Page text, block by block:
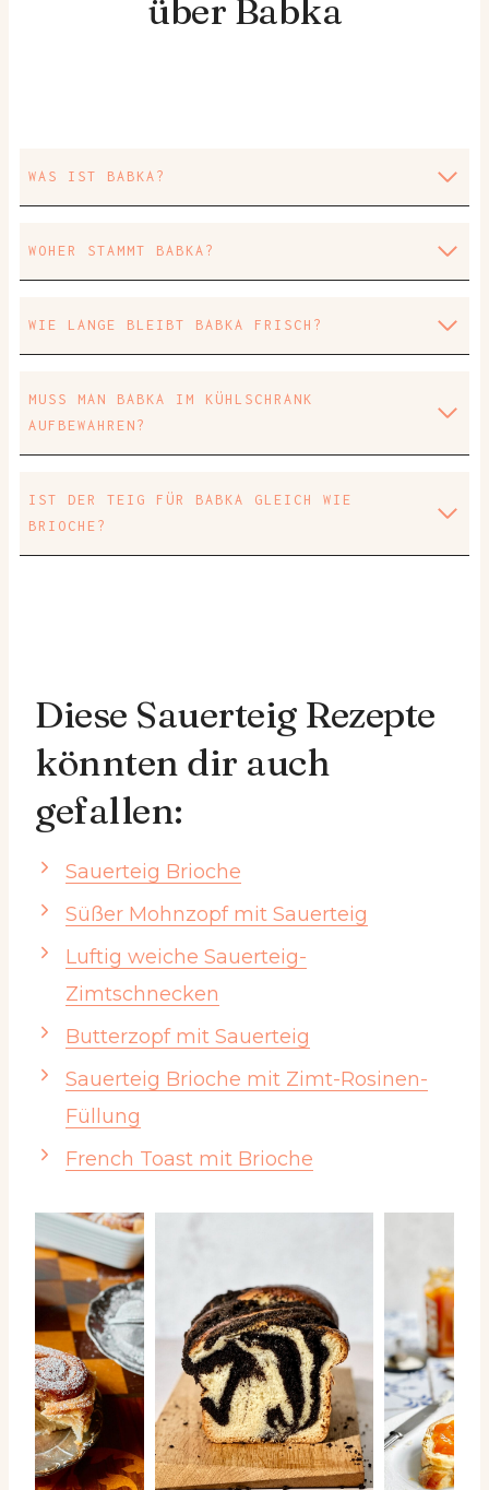
über Babka
WAS IST BABKA?
WOHER STAMMT BABKA?
WIE LANGE BLEIBT BABKA FRISCH?
MUSS MAN BABKA IM KÜHLSCHRANK
AUFBEWAHREN?
IST DER TEIG FÜR BABKA GLEICH WIE
BRIOCHE?
Diese Sauerteig Rezepte
könnten dir auch
gefallen:
Sauerteig Brioche
Süßer Mohnzopf mit Sauerteig
Luftig weiche Sauerteig-
Zimtschnecken
Butterzopf mit Sauerteig
Sauerteig Brioche mit Zimt-Rosinen-
Füllung
French Toast mit Brioche